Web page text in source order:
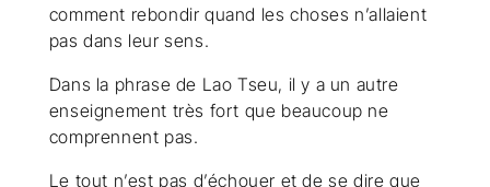
comment rebondir quand les choses n’allaient
pas dans leur sens.
Dans la phrase de Lao Tseu, il y a un autre
enseignement très fort que beaucoup ne
comprennent pas.
Le tout n’est pas d’échouer et de se dire que